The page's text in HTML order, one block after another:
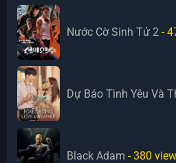
Nước Cờ Sinh Tử 2 -
Dự Báo Tình Yêu Và
Black Adam - 380